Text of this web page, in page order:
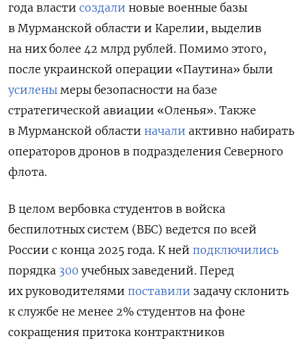
года власти создали новые военные базы
в Мурманской области и Карелии, выделив
на них более 42 млрд рублей. Помимо этого,
после украинской операции «Паутина» были
усилены меры безопасности на базе
стратегической авиации «Оленья». Также
в Мурманской области начали активно набирать
операторов дронов в подразделения Северного
флота.
В целом вербовка студентов в войска
беспилотных систем (ВБС) ведется по всей
России с конца 2025 года. К ней подключились
порядка 300 учебных заведений. Перед
их руководителями поставили задачу склонить
к службе не менее 2% студентов на фоне
сокращения притока контрактников